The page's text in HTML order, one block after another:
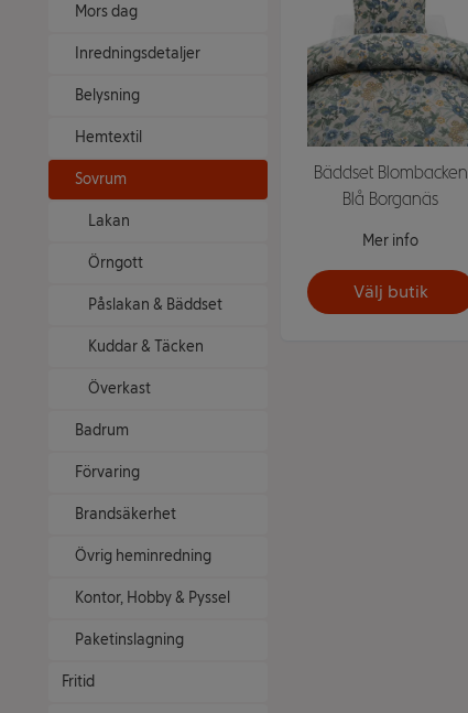
Mors dag
Inredningsdetaljer
Belysning
Hemtextil
Sovrum
Lakan
Örngott
Påslakan & Bäddset
Kuddar & Täcken
Överkast
Badrum
Förvaring
Brandsäkerhet
Övrig heminredning
Kontor, Hobby & Pyssel
Paketinslagning
Fritid
Bäddset Blombacken
Blå Borganäs
Mer info
Välj butik